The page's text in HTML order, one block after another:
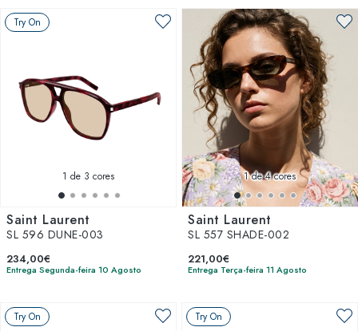
Try On
1 de 3 cores
Saint Laurent
SL 596 DUNE-003
234,00€
Entrega Segunda-feira 10 Agosto
1de 4 cores
Saint Laurent
SL 557 SHADE-002
221,00€
Entrega Terça-feira 11 Agosto
Try On Try On